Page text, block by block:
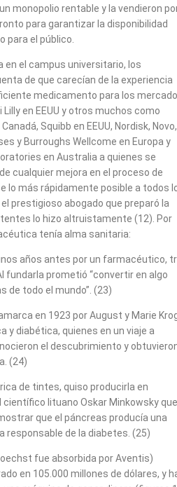
monopolio rentable y la vendieron
para garantizar la disponibilidad
para el público.
el campus universitario, los
de que carecían de la experiencia
medicamento para los
en EEUU y otros muchos como
Squibb en EEUU, Nordisk, Novo,
y Burroughs Wellcome en Europa y
en Australia a quienes se
cualquier mejora en el proceso de
lo más rápidamente posible a todos
prestigioso abogado que preparó la
lo hizo altruistamente (12). Por
tenía alma sanitaria:
años antes por un farmacéutico,
fundarla prometió “convertir en algo
de todo el mundo”. (23)
en 1923 por August y Marie
y diabética, quienes en un viaje a
el descubrimiento y
(24)
de tintes, quiso producirla en
lituano Oskar Minkowsky que
que el páncreas producía una
responsable de la diabetes. (25)
fue absorbida por Aventis)
en 105.000 millones de dólares, y